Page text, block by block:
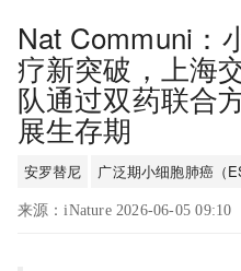
Nat Communi：
疗新突破，上海
队通过双药联合
展生存期
安罗替尼 广泛期小细胞肺癌（
来源：iNature 2026-06-05 09:10